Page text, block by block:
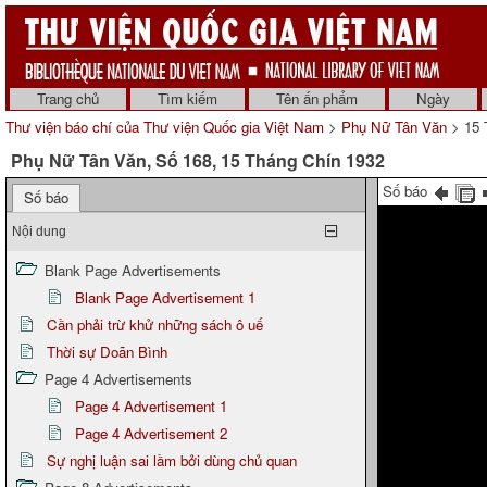
Trang chủ Tìm kiếm Tên ấn phẩm
Ngày
Thư viện báo chí của Thư viện Quốc gia Việt Nam > Phụ Nữ Tân Văn > 15
Phụ Nữ Tân Văn, Số 168, 15 Tháng Chín 1932
Số báo
Nội dung
Blank Page Advertisements
Blank Page Advertisement 1
Cần phải trừ khử những sách ô uế
Thời sự Doãn Bình
Page 4 Advertisements
Page 4 Advertisement 1
Page 4 Advertisement 2
Sự nghị luận sai lầm bởi dùng chủ quan
Số báo